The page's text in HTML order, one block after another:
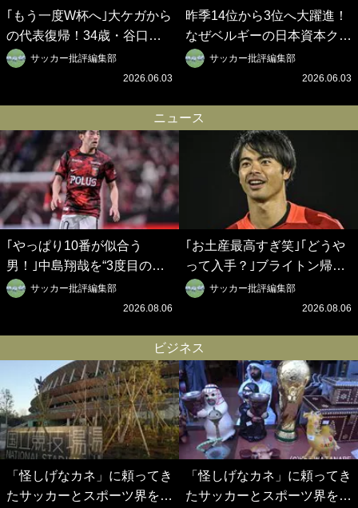
｢もう一度W杯へ｣大ケガから
の代表復帰！34歳・谷口彰
悟の奇跡を支えた日本資本の
ベルギークラブ、次なる野望
ロイデン立石敬之CEOの世
界戦略】(2)
サッカー批評編集部
2026.06.03
昨季14位から3位へ大躍進！
なぜベルギーの日本資本クラ
ブは創設102年目に歴史的快
挙を成し遂げられたのか？
之CEOの世界戦略】(1)
サッカー批評編集部
2026.06.03
ニュース
｢やっぱり10番が似合う
男！｣中島翔哉を“3度目の獲
得”ポルティモネンセが歓迎
アニメーションで背番号10
せだね〜｣｢爽やかイケメン｣
サッカー批評編集部
2026.08.06
｢お土産最高すぎ笑｣｢どうや
って入手？｣ブライトン帰還
の三笘薫、同僚に“ポケカ”を
プレゼント！｢薫の笑顔見れ
ル可愛すぎ｣
サッカー批評編集部
2026.08.06
ビジネス
「怪しげなカネ」に頼ってき
たサッカーとスポーツ界を待
「怪しげなカネ」に頼ってき
たサッカーとスポーツ界を待